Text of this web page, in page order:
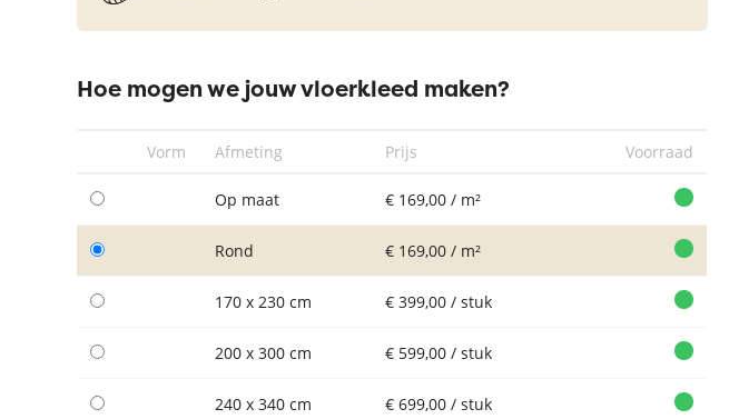
Hoe mogen we jouw vloerkleed maken?
Vorm Afmeting Prijs Voorraad
Op maat € 169,00 / m²
Rond € 169,00 / m²
170 x 230 cm € 399,00 / stuk
200 x 300 cm € 599,00 / stuk
240 x 340 cm € 699,00 / stuk